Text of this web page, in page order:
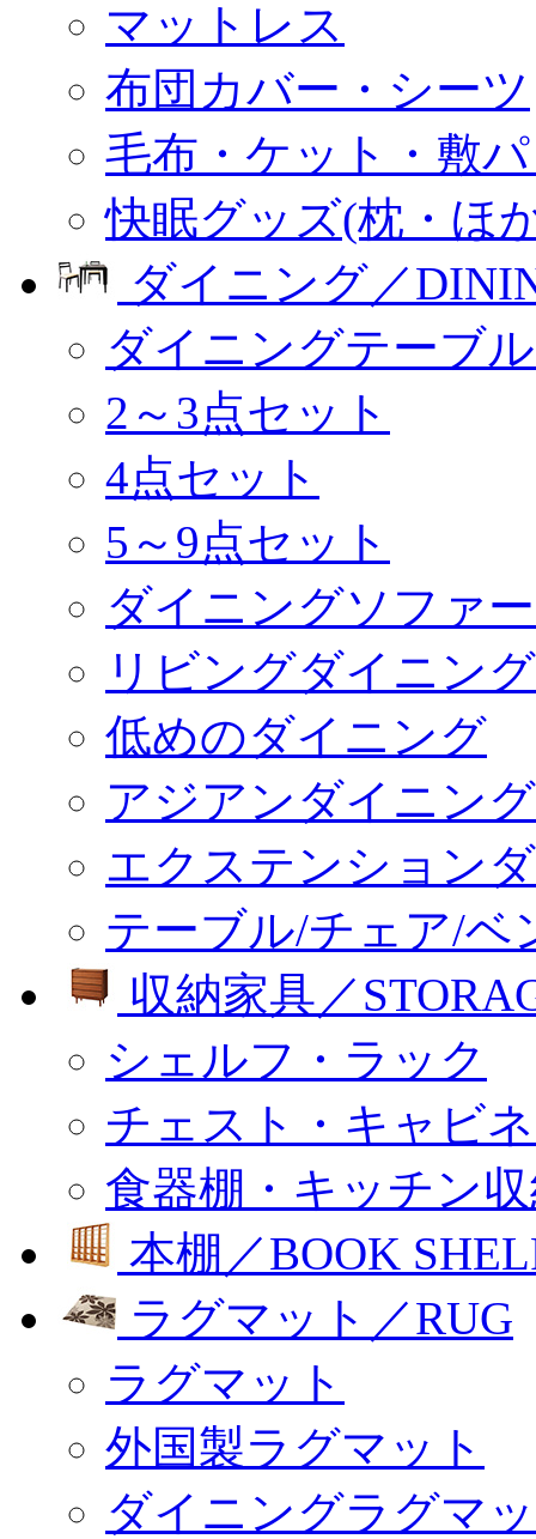
マットレス
布団カバー・シーツ
毛布・ケット・敷
快眠グッズ(枕・ほ
ダイニング／
ダイニングテーブ
2～3点セット
4点セット
5～9点セット
ダイニングソファ
リビングダイニン
低めのダイニング
アジアンダイニング
エクステンション
テーブル/チェア/ベ
収納家具／
シェルフ・ラック
チェスト・キャビ
食器棚・キッチン
本棚／BOOK
ラグマット／RUG
ラグマット
外国製ラグマット
ダイニングラグマ